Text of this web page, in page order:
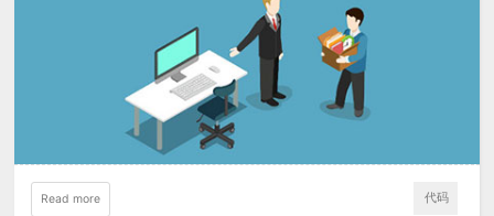
Read more 代码